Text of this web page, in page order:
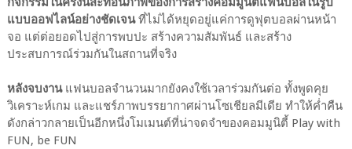
แบบออฟไลน์อย่างชัดเจนที่ไม่ได้หยุดอยู่แค่การดูฟุตบอลผ่านหน้า
จอ แต่ต่อยอดไปสู่การพบปะ สร้างความสัมพันธ์ และสร้าง
ประสบการณ์ร่วมกันในสถานที่จริง
หลังจบงานแฟนบอลจำนวนมากยังคงใช้เวลาร่วมกันต่อ ทั้งพูดคุย
วิเคราะห์เกม และแชร์ภาพบรรยากาศผ่านโซเชียลมีเดีย ทำให้ค่ำคืน
ดังกล่าวกลายเป็นอีกหนึ่งโมเมนต์ที่น่าจดจำของคอมมูนิตี้ Play with
FUN, be FUN